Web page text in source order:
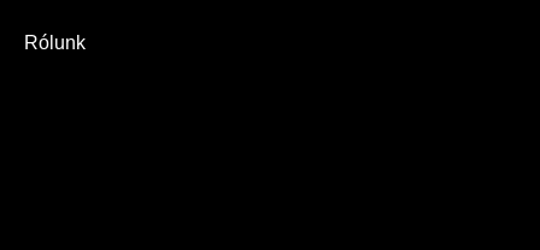
Rólunk